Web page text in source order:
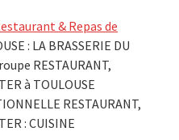
& Repas de
: LA BRASSERIE DU
RESTAURANT,
à TOULOUSE
RESTAURANT,
: CUISINE